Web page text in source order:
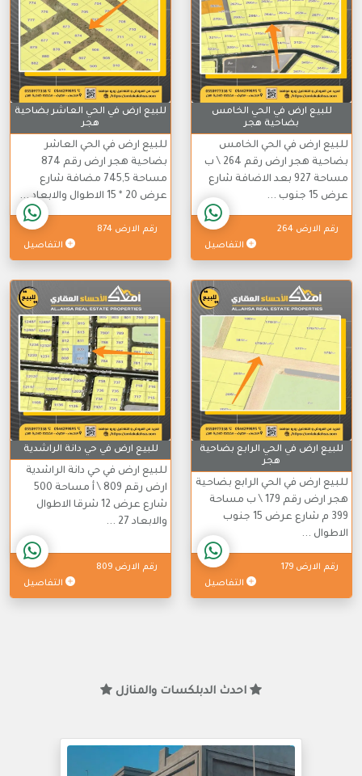
للبيع ارض في الحي الخامس
بضاحية هجر
للبيع ارض في الحي الخامس
بضاحية هجر ارض رقم 264 \ ب
مساحة 927 بعد الاضافة شارع
عرض 15 جنوب ...
رقم الارض 264
التفاصيل
للبيع ارض في الحي العاشر بضاحية
هجر
للبيع ارض في الحي العاشر
بضاحية هجر ارض رقم 874
مساحة 745,5 مضافة شارع
عرض 20 * 15 الاطوال والابعاد ...
رقم الارض 874
التفاصيل
للبيع ارض في الحي الرابع بضاحية
هجر
للبيع ارض في الحي الرابع بضاحية
هجر ارض رقم 179 \ ب مساحة
399 م شارع عرض 15 جنوب
الاطوال ...
رقم الارض 179
التفاصيل
للبيع ارض في حي دانة الراشدية
للبيع ارض في حي دانة الراشدية
ارض رقم 809 \ أ مساحة 500
شارع عرض 12 شرقا الاطوال
والابعاد 27 ...
رقم الارض 809
التفاصيل
احدث الدبلكسات والمنازل